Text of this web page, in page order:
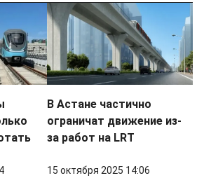
В Астане частично
ограничат движение из-
за работ на LRT
15 октября 2025 14:06